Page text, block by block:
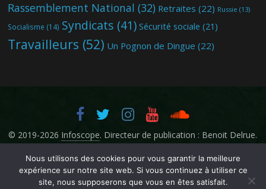
Rassemblement National (32) Retraites (22) Russie (13)
Socialisme (14) Syndicats (41) Sécurité sociale (21)
Travailleurs (52) Un Pognon de Dingue (22)
© 2019-2026 Infoscope. Directeur de publication : Benoit Delrue.
Nous utilisons des cookies pour vous garantir la meilleure
expérience sur notre site web. Si vous continuez à utiliser ce
site, nous supposerons que vous en êtes satisfait.